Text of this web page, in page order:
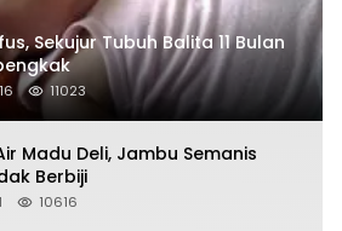
Sekujur Tubuh Balita 11 Bulan
11023
Madu Deli, Jambu Semanis
Berbiji
10616